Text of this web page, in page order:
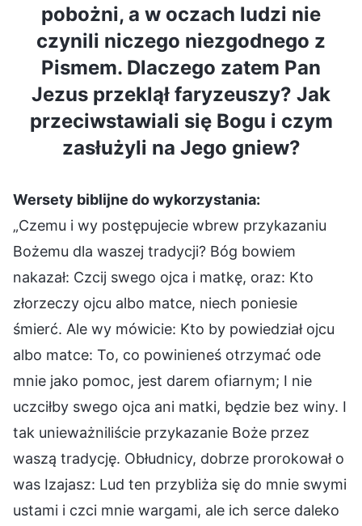
pobożni, a w oczach ludzi nie
czynili niczego niezgodnego z
Pismem. Dlaczego zatem Pan
Jezus przeklął faryzeuszy? Jak
przeciwstawiali się Bogu i czym
zasłużyli na Jego gniew?
Wersety biblijne do wykorzystania:
„Czemu i wy postępujecie wbrew przykazaniu
Bożemu dla waszej tradycji? Bóg bowiem
nakazał: Czcij swego ojca i matkę, oraz: Kto
złorzeczy ojcu albo matce, niech poniesie
śmierć. Ale wy mówicie: Kto by powiedział ojcu
albo matce: To, co powinieneś otrzymać ode
mnie jako pomoc, jest darem ofiarnym; I nie
uczciłby swego ojca ani matki, będzie bez winy. I
tak unieważniliście przykazanie Boże przez
waszą tradycję. Obłudnicy, dobrze prorokował o
was Izajasz: Lud ten przybliża się do mnie swymi
ustami i czci mnie wargami, ale ich serce daleko